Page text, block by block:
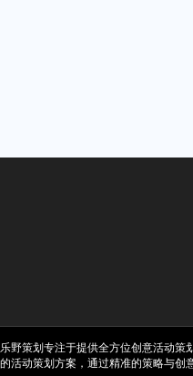
乐野策划专注于提供全方位创意活动策
的活动策划方案，通过精准的策略与创